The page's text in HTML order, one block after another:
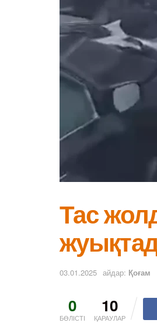
Тас
03.01.2025 айдар: Қоғам
0
БӨЛІСТІ
10
ҚАРАУЛАР